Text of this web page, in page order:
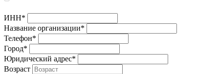
ИНН*
Название организации*
Телефон*
Город*
Юридический адрес*
Возраст